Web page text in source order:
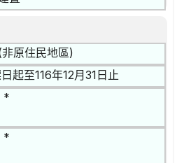
原住民地區)
起至116年12月31日止
*
*